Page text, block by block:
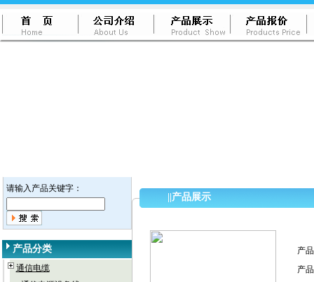
请输入产品关键字：
产品分类
通信电缆
产品展示
产
产